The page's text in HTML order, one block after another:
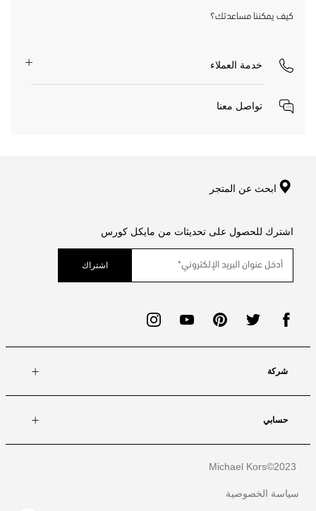
كيف يمكننا مساعدتك؟
خدمة العملاء
تواصل معنا
ابحث عن المتجر
اشترك للحصول على تحديثات من مايكل كورس
اشتراك
شركة
حسابي
Michael Kors
سياسة الخصوصية